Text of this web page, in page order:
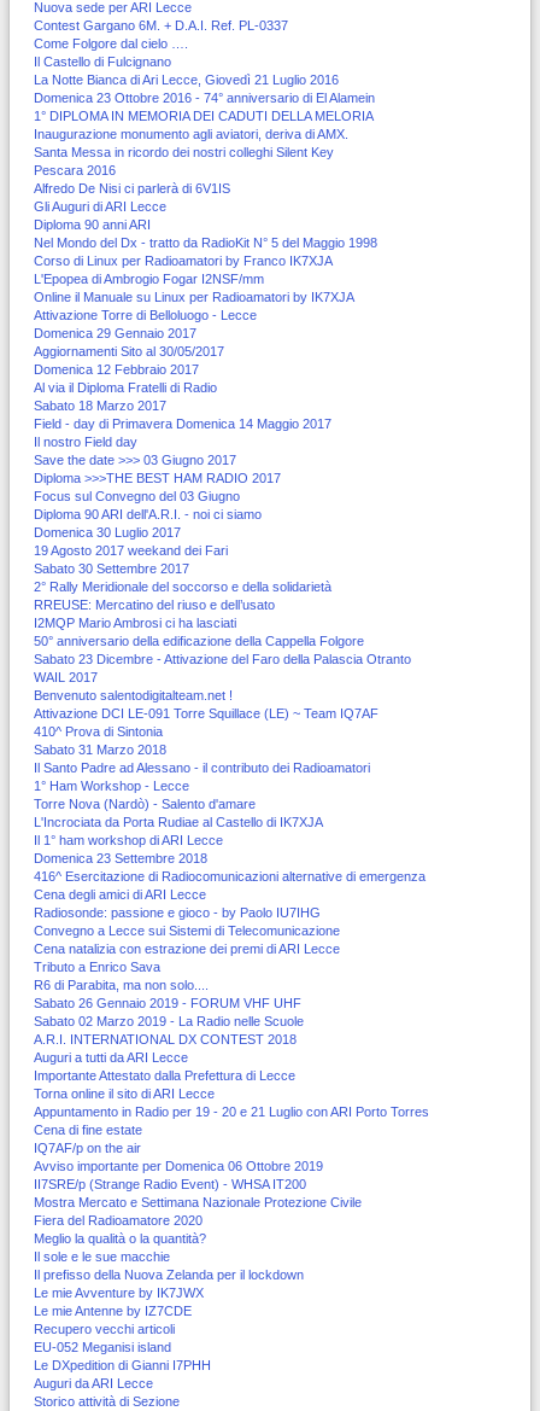
Nuova sede per ARI Lecce
Contest Gargano 6M. + D.A.I. Ref. PL-0337
Come Folgore dal cielo ….
Il Castello di Fulcignano
La Notte Bianca di Ari Lecce, Giovedì 21 Luglio 2016
Domenica 23 Ottobre 2016 - 74° anniversario di El Alamein
1° DIPLOMA IN MEMORIA DEI CADUTI DELLA MELORIA
Inaugurazione monumento agli aviatori, deriva di AMX.
Santa Messa in ricordo dei nostri colleghi Silent Key
Pescara 2016
Alfredo De Nisi ci parlerà di 6V1IS
Gli Auguri di ARI Lecce
Diploma 90 anni ARI
Nel Mondo del Dx - tratto da RadioKit N° 5 del Maggio 1998
Corso di Linux per Radioamatori by Franco IK7XJA
L'Epopea di Ambrogio Fogar I2NSF/mm
Online il Manuale su Linux per Radioamatori by IK7XJA
Attivazione Torre di Belloluogo - Lecce
Domenica 29 Gennaio 2017
Aggiornamenti Sito al 30/05/2017
Domenica 12 Febbraio 2017
Al via il Diploma Fratelli di Radio
Sabato 18 Marzo 2017
Field - day di Primavera Domenica 14 Maggio 2017
Il nostro Field day
Save the date >>> 03 Giugno 2017
Diploma >>>THE BEST HAM RADIO 2017
Focus sul Convegno del 03 Giugno
Diploma 90 ARI dell'A.R.I. - noi ci siamo
Domenica 30 Luglio 2017
19 Agosto 2017 weekand dei Fari
Sabato 30 Settembre 2017
2° Rally Meridionale del soccorso e della solidarietà
RREUSE: Mercatino del riuso e dell’usato
I2MQP Mario Ambrosi ci ha lasciati
50° anniversario della edificazione della Cappella Folgore
Sabato 23 Dicembre - Attivazione del Faro della Palascia Otranto
WAIL 2017
Benvenuto salentodigitalteam.net !
Attivazione DCI LE-091 Torre Squillace (LE) ~ Team IQ7AF
410^ Prova di Sintonia
Sabato 31 Marzo 2018
Il Santo Padre ad Alessano - il contributo dei Radioamatori
1° Ham Workshop - Lecce
Torre Nova (Nardò) - Salento d'amare
L'Incrociata da Porta Rudiae al Castello di IK7XJA
Il 1° ham workshop di ARI Lecce
Domenica 23 Settembre 2018
416^ Esercitazione di Radiocomunicazioni alternative di emergenza
Cena degli amici di ARI Lecce
Radiosonde: passione e gioco - by Paolo IU7IHG
Convegno a Lecce sui Sistemi di Telecomunicazione
Cena natalizia con estrazione dei premi di ARI Lecce
Tributo a Enrico Sava
R6 di Parabita, ma non solo....
Sabato 26 Gennaio 2019 - FORUM VHF UHF
Sabato 02 Marzo 2019 - La Radio nelle Scuole
A.R.I. INTERNATIONAL DX CONTEST 2018
Auguri a tutti da ARI Lecce
Importante Attestato dalla Prefettura di Lecce
Torna online il sito di ARI Lecce
Appuntamento in Radio per 19 - 20 e 21 Luglio con ARI Porto Torres
Cena di fine estate
IQ7AF/p on the air
Avviso importante per Domenica 06 Ottobre 2019
II7SRE/p (Strange Radio Event) - WHSA IT200
Mostra Mercato e Settimana Nazionale Protezione Civile
Fiera del Radioamatore 2020
Meglio la qualità o la quantità?
Il sole e le sue macchie
Il prefisso della Nuova Zelanda per il lockdown
Le mie Avventure by IK7JWX
Le mie Antenne by IZ7CDE
Recupero vecchi articoli
EU-052 Meganisi island
Le DXpedition di Gianni I7PHH
Auguri da ARI Lecce
Storico attività di Sezione